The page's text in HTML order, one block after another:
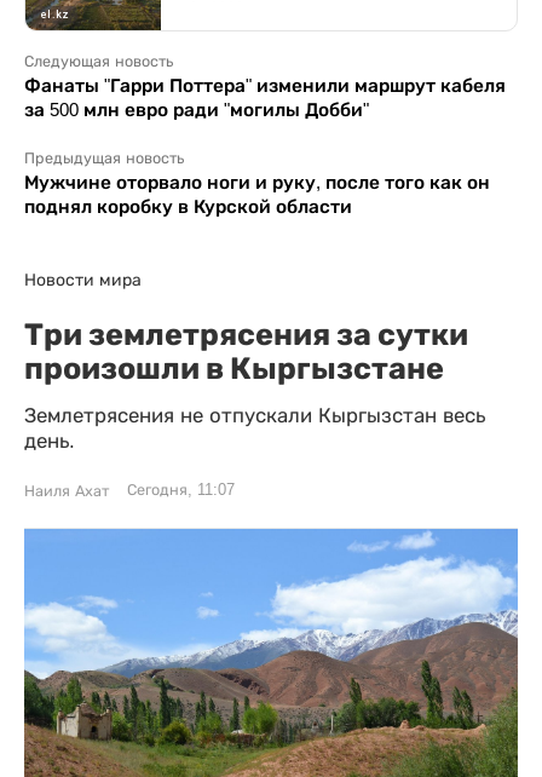
Следующая новость
Фанаты "Гарри Поттера" изменили маршрут кабеля
за 500 млн евро ради "могилы Добби"
Предыдущая новость
Мужчине оторвало ноги и руку, после того как он
поднял коробку в Курской области
Новости мира
Три землетрясения за сутки
произошли в Кыргызстане
Землетрясения не отпускали Кыргызстан весь
день.
Наиля Ахат Сегодня, 11:07